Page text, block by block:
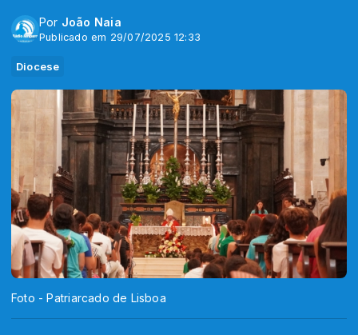
Por João Naia
Publicado em 29/07/2025 12:33
Diocese
Foto - Patriarcado de Lisboa